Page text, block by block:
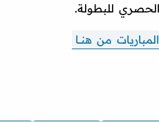
من هنـــا